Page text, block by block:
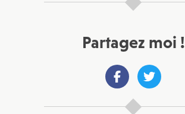
Partagez moi !